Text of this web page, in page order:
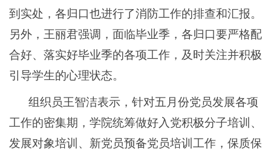
到实处，各归口也进行了消防工作的排查和汇报。
另外，王丽君强调，面临毕业季，各归口要严格配
合好、落实好毕业季的各项工作，及时关注并积极
引导学生的心理状态。
组织员王智洁表示，针对五月份党员发展各项
工作的密集期，学院统筹做好入党积极分子培训、
发展对象培训、新党员预备党员培训工作，保质保